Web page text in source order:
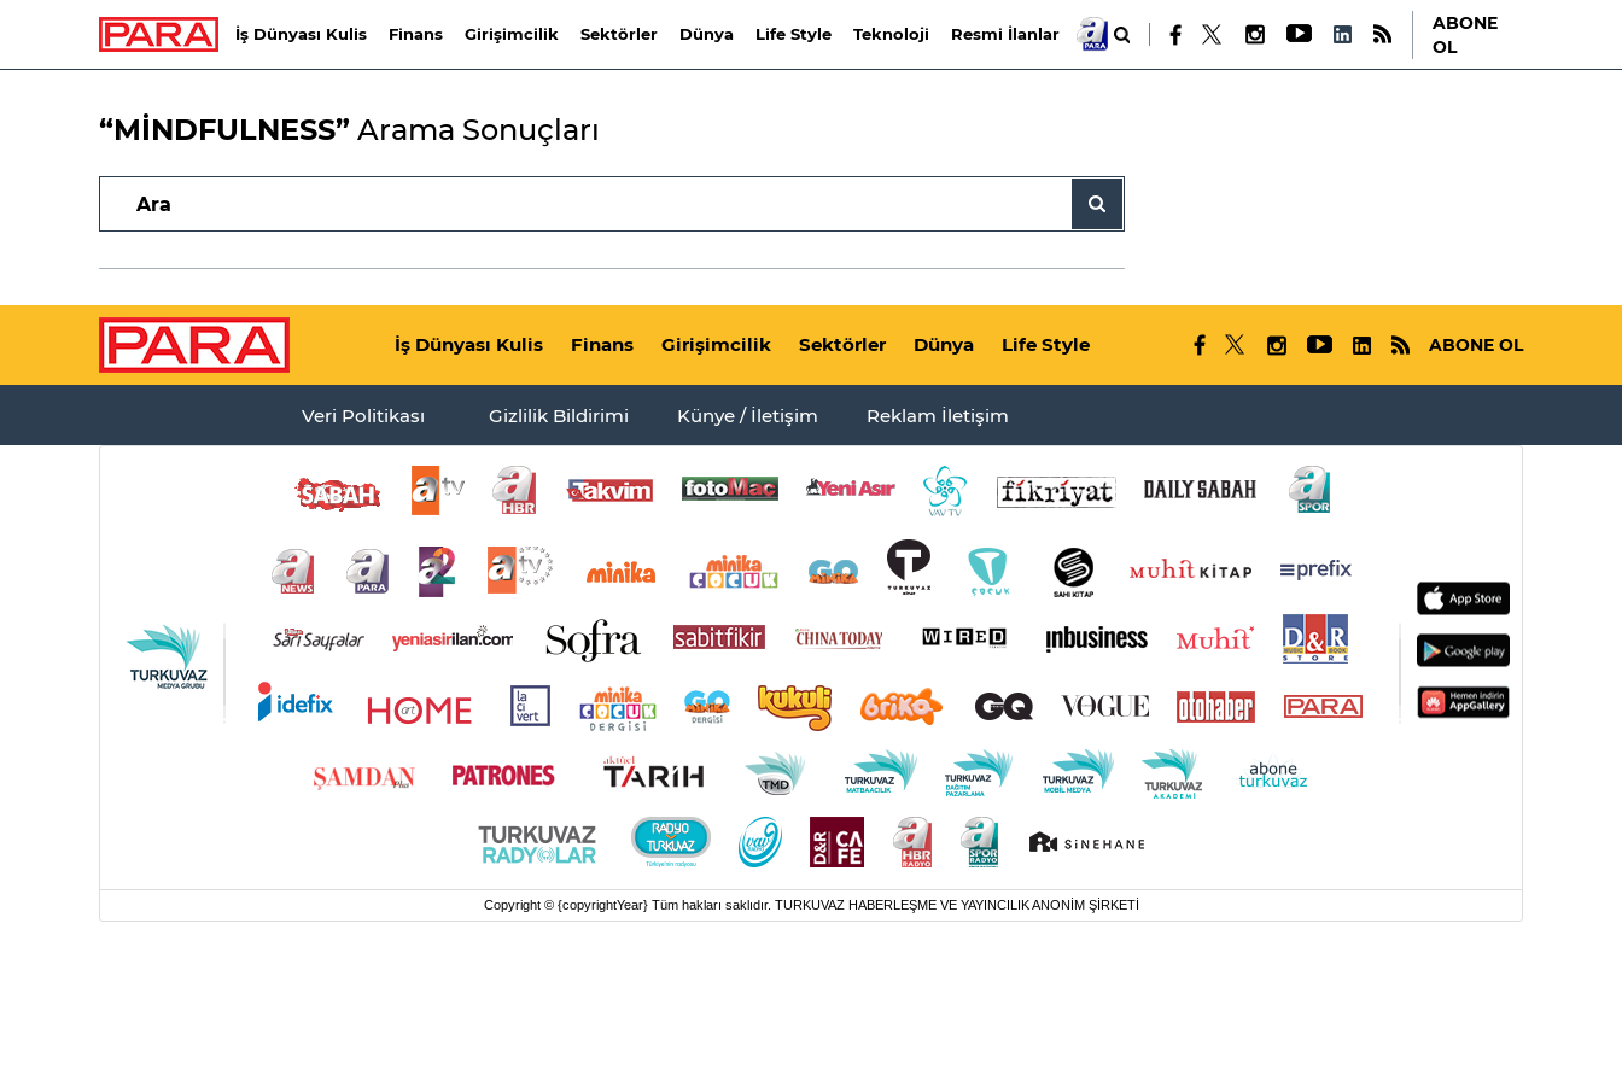
İş Dünyası Kulis Finans Girişimcilik Sektörler Dünya Life Style Teknoloji Resmi İlanlar
ABONE
OL
“MİNDFULNESS” Arama Sonuçları
İş Dünyası Kulis Finans Girişimcilik Sektörler Dünya Life Style ABONE OL
Veri Politikası Gizlilik Bildirimi Künye / İletişim Reklam İletişim
Copyright © {copyrightYear} Tüm hakları saklıdır. TURKUVAZ HABERLEŞME VE YAYINCILIK ANONİM ŞİRKETİ